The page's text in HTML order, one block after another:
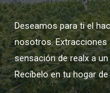
Deseamos para ti el
nosotros. Extracciones
sensación de realx a
Recíbelo en tu hogar